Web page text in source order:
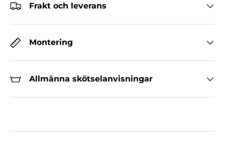
Frakt och leverans
Montering
Allmänna skötselanvisningar